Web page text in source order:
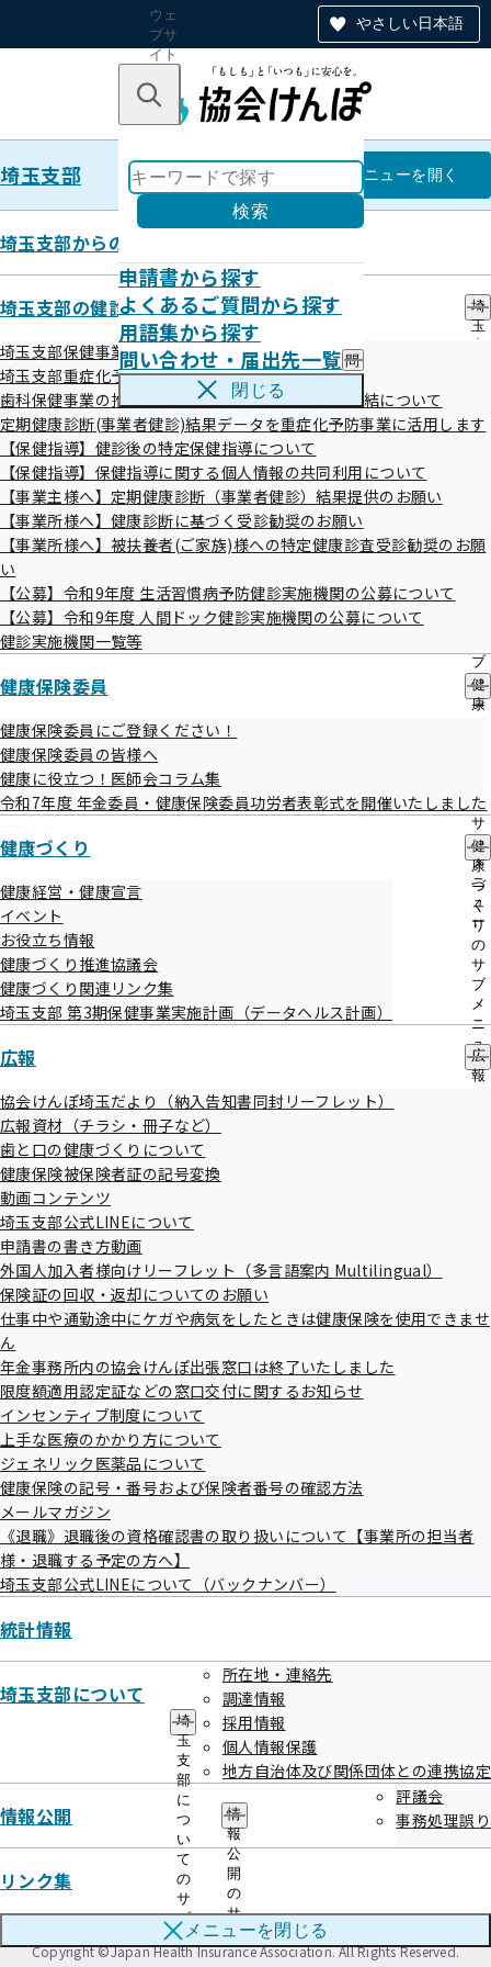
やさしい日本語
ウェ
ブサ
イト
のナ
ン
キーワードで探す
検索
申請書から探す
よくあるご質問から探す
用語集から探す
問い合わせ・届出先一覧 問
い
わ
届
出
先
一
覧
サ
ブ
ニ
閉じる
埼玉支部 埼玉支部
メニューを開く
埼玉支部からのお知らせ
埼玉支部の健診・保健指導のご案内
埼
玉
診
の
ブ
メ
ニ
ュ
埼玉支部保健事業の外部委託について
埼玉支部重症化予防事業について
歯科保健事業の推進に向けた研究に関する覚書の締結について
定期健康診断(事業者健診)結果データを重症化予防事業に活用します
【保健指導】健診後の特定保健指導について
【保健指導】保健指導に関する個人情報の共同利用について
【事業主様へ】定期健康診断（事業者健診）結果提供のお願い
【事業所様へ】健康診断に基づく受診勧奨のお願い
【事業所様へ】被扶養者(ご家族)様への特定健康診査受診勧奨のお願
い
【公募】令和9年度 生活習慣病予防健診実施機関の公募について
【公募】令和9年度 人間ドック健診実施機関の公募について
健診実施機関一覧等
健康保険委員
健
康
の
サ
ブ
メ
ニ
ュ
ー
健康保険委員にご登録ください！
健康保険委員の皆様へ
健康に役立つ！医師会コラム集
令和7年度 年金委員・健康保険委員功労者表彰式を開催いたしました
健康づくり
健
康
づ
く
り
の
サ
ブ
メ
ニ
ュ
ー
健康経営・健康宣言
イベント
お役立ち情報
健康づくり推進協議会
健康づくり関連リンク集
埼玉支部 第3期保健事業実施計画（データヘルス計画）
広報
広
報
協会けんぽ埼玉だより（納入告知書同封リーフレット）
広報資材（チラシ・冊子など）
歯と口の健康づくりについて
健康保険被保険者証の記号変換
動画コンテンツ
埼玉支部公式LINEについて
申請書の書き方動画
外国人加入者様向けリーフレット（多言語案内 Multilingual）
保険証の回収・返却についてのお願い
仕事中や通勤途中にケガや病気をしたときは健康保険を使用できませ
ん
年金事務所内の協会けんぽ出張窓口は終了いたしました
限度額適用認定証などの窓口交付に関するお知らせ
インセンティブ制度について
上手な医療のかかり方について
ジェネリック医薬品について
健康保険の記号・番号および保険者番号の確認方法
メールマガジン
《退職》退職後の資格確認書の取り扱いについて【事業所の担当者
様・退職する予定の方へ】
埼玉支部公式LINEについて（バックナンバー）
統計情報
埼玉支部について
埼
玉
支
部
に
つ
い
て
の
サ
ブ
メ
ニ
所在地・連絡先
調達情報
採用情報
個人情報保護
地方自治体及び関係団体との連携協定
情報公開
情
報
公
開
の
サ
ブ
メ
評議会
事務処理誤り
リンク集
メニューを閉じる
令和07年度
掲載日
事案名
令和08年02月
28日
健診機関における健診結果の誤送付につ
いて
令和08年01月
31日
健診機関における健診結果の誤送付につ
いて
令和07年06月
30日
メールアドレスの漏洩
令和07年06月
30日
傷病手当金の過払い
令和07年04月
還付請求書の金額誤りについて
令和07年度
令和06年度
協会けんぽTOP
令和07年度
連絡先・アクセス
本部所在地 都道府県支部所在地
ご案内
情報公開 お知らせ
よくあるご質問
リンクこのWEBサイトについてアクセシビリティポリシー
サイトマップ
全国健康保険協会
Copyright ©Japan Health Insurance Association. All Rights Reserved.